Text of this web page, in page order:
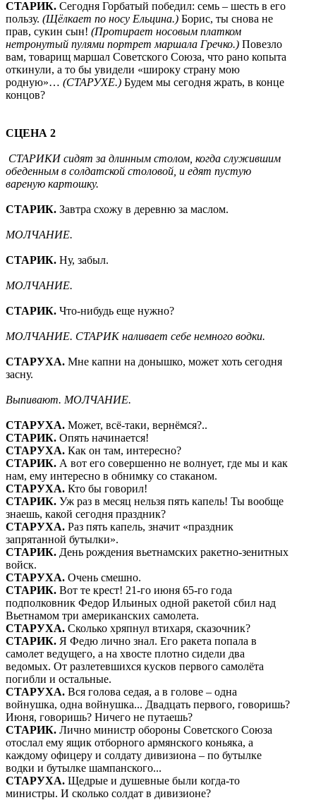
СТАРИК. Сегодня Горбатый победил: семь – шесть в его
пользу. (Щёлкает по носу Ельцина.) Борис, ты снова не
прав, сукин сын! (Протирает носовым платком
нетронутый пулями портрет маршала Гречко.) Повезло
вам, товарищ маршал Советского Союза, что рано копыта
откинули, а то бы увидели «широку страну мою
родную»… (СТАРУХЕ.) Будем мы сегодня жрать, в конце
концов?
СЦЕНА 2
СТАРИКИ сидят за длинным столом, когда служившим
обеденным в солдатской столовой, и едят пустую
вареную картошку.
СТАРИК. Завтра схожу в деревню за маслом.
МОЛЧАНИЕ.
СТАРИК. Ну, забыл.
МОЛЧАНИЕ.
СТАРИК. Что-нибудь еще нужно?
МОЛЧАНИЕ. СТАРИК наливает себе немного водки.
СТАРУХА. Мне капни на донышко, может хоть сегодня
засну.
Выпивают. МОЛЧАНИЕ.
СТАРУХА. Может, всё-таки, вернёмся?..
СТАРИК. Опять начинается!
СТАРУХА. Как он там, интересно?
СТАРИК. А вот его совершенно не волнует, где мы и как
нам, ему интересно в обнимку со стаканом.
СТАРУХА. Кто бы говорил!
СТАРИК. Уж раз в месяц нельзя пять капель! Ты вообще
знаешь, какой сегодня праздник?
СТАРУХА. Раз пять капель, значит «праздник
запрятанной бутылки».
СТАРИК. День рождения вьетнамских ракетно-зенитных
войск.
СТАРУХА. Очень смешно.
СТАРИК. Вот те крест! 21-го июня 65-го года
подполковник Федор Ильиных одной ракетой сбил над
Вьетнамом три американских самолета.
СТАРУХА. Сколько хряпнул втихаря, сказочник?
СТАРИК. Я Федю лично знал. Его ракета попала в
самолет ведущего, а на хвосте плотно сидели два
ведомых. От разлетевшихся кусков первого самолёта
погибли и остальные.
СТАРУХА. Вся голова седая, а в голове – одна
войнушка, одна войнушка... Двадцать первого, говоришь?
Июня, говоришь? Ничего не путаешь?
СТАРИК. Лично министр обороны Советского Союза
отослал ему ящик отборного армянского коньяка, а
каждому офицеру и солдату дивизиона – по бутылке
водки и бутылке шампанского...
СТАРУХА. Щедрые и душевные были когда-то
министры. И сколько солдат в дивизионе?